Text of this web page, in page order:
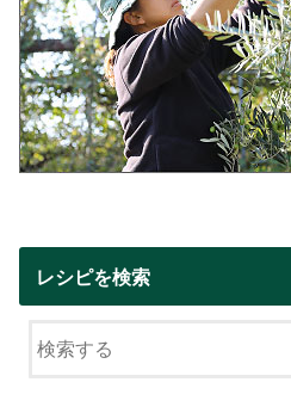
レシピを検索